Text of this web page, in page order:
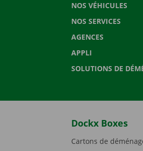
NOS VÉHICULES
NOS SERVICES
AGENCES
APPLI
SOLUTIONS DE
Dockx Boxes
Cartons de